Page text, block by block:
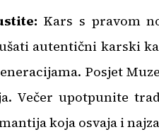
Kars s pravom
autentični karski
Posjet
Večer upotpunite
koja osvaja i